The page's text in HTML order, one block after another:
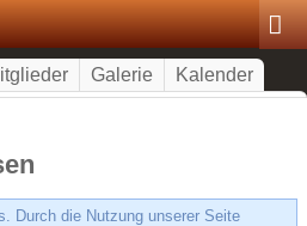
Galerie Kalender
Durch die Nutzung unserer Seite